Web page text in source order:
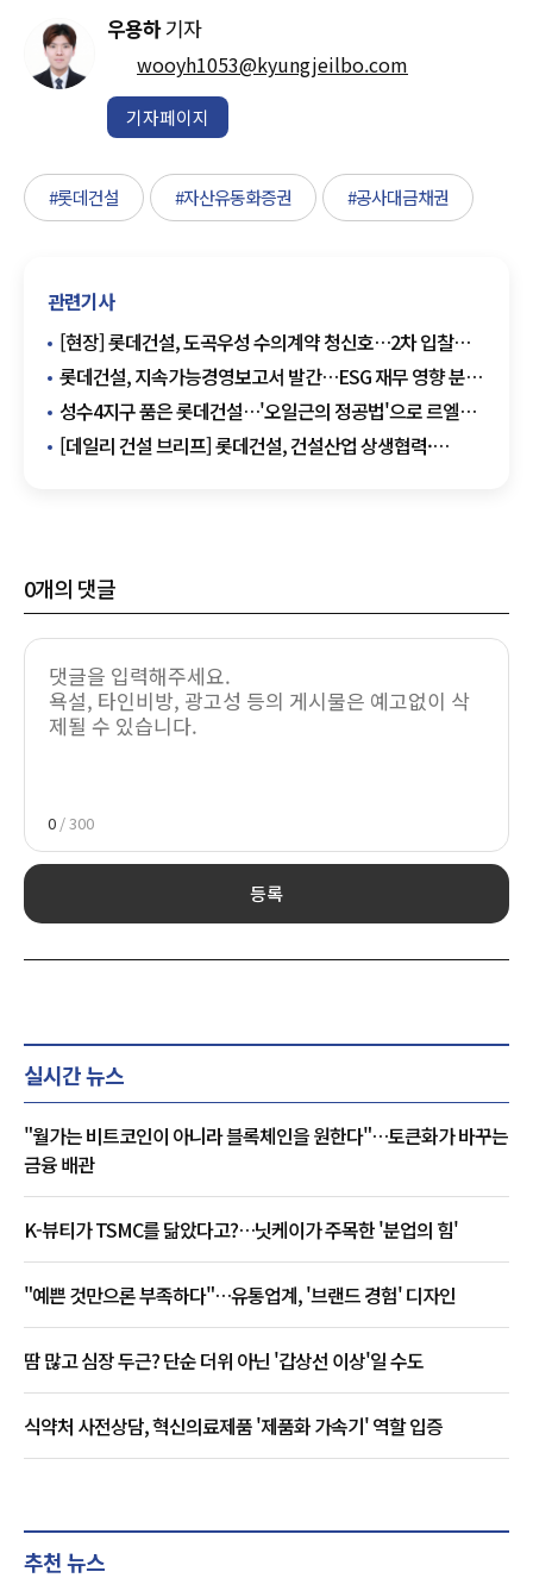
우용하기자
wooyh1053@kyungjeilbo.com
기자페이지
#롯데건설 #자산유동화증권 #공사대금채권
관련기사
[현장] 롯데건설, 도곡우성 수의계약 청신호…2차 입찰도
단독 참여
롯데건설, 지속가능경영보고서 발간…ESG 재무 영향 분석
강화
성수4지구 품은 롯데건설…'오일근의 정공법'으로 르엘
한강벨트 넓혔다
[데일리 건설 브리프] 롯데건설, 건설산업 상생협력·
0개의 댓글
0 / 300
등록
실시간 뉴스
"월가는 비트코인이 아니라 블록체인을 원한다"…토큰화가 바꾸는
금융 배관
K-뷰티가 TSMC를 닮았다고?…닛케이가 주목한 '분업의 힘'
"예쁜 것만으론 부족하다"…유통업계, '브랜드 경험' 디자인
땀 많고 심장 두근? 단순 더위 아닌 '갑상선 이상'일 수도
식약처 사전상담, 혁신의료제품 '제품화 가속기' 역할 입증
추천 뉴스